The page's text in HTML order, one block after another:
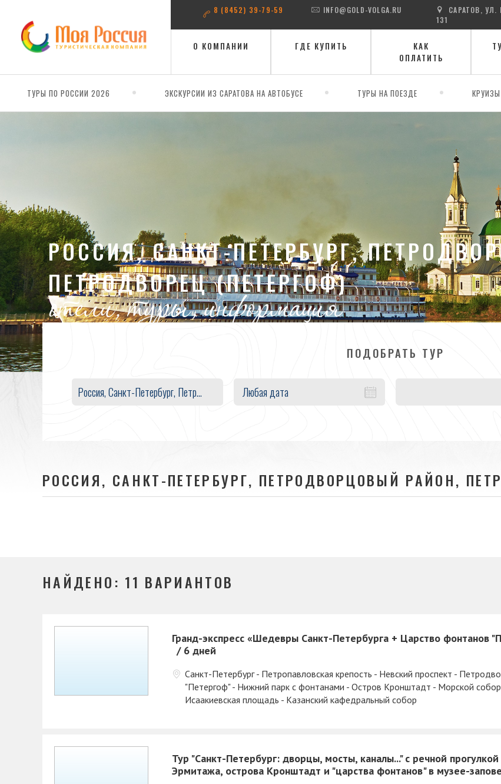
8 (8452) 39-79-59 INFO@GOLD-VOLGA.RU
САРАТОВ, УЛ.
131
О КОМПАНИИ ГДЕ КУПИТЬ
КАК
ОПЛАТИТЬ
ТУРЫ ПО РОССИИ 2026 ЭКСКУРСИИ ИЗ САРАТОВА НА АВТОБУСЕ ТУРЫ НА ПОЕЗДЕ
РОССИЯ, САНКТ-ПЕТЕРБУРГ,
ПЕТРОДВОРЕЦ (ПЕТЕРГОФ)
отели, туры, информация
ПОДОБРАТЬ ТУР
Любая дата
РОССИЯ, САНКТ-ПЕТЕРБУРГ, ПЕТРОДВОРЦОВЫЙ РАЙОН,
НАЙДЕНО: 11 ВАРИАНТОВ
Гранд-экспресс «Шедевры Санкт-Петербурга + Царство фонтанов
6 дней
Санкт-Петербург - Петропавловская крепость - Невский проспект -
"Петергоф" - Нижний парк с фонтанами - Остров Кронштадт - Морской
Исаакиевская площадь - Казанский кафедральный собор
Тур "Санкт-Петербург: дворцы, мосты, каналы..." с речной
Эрмитажа, острова Кронштадт и "царства фонтанов" в музее-